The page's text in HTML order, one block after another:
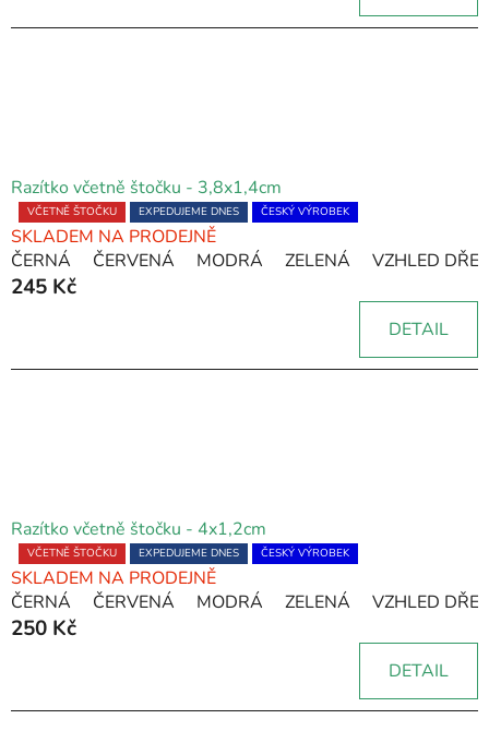
Razítko včetně štočku - 3,8x1,4cm
Průměrné
hodnocení
produktu
je
VČETNĚ ŠTOČKU EXPEDUJEME DNES ČESKÝ VÝROBEK
SKLADEM NA PRODEJNĚ
ČERNÁ
ČERVENÁ MODRÁ ZELENÁ VZHLED
245 Kč
DETAIL
Razítko včetně štočku - 4x1,2cm
Průměrné
hodnocení
produktu
je
VČETNĚ ŠTOČKU EXPEDUJEME DNES ČESKÝ VÝROBEK
SKLADEM NA PRODEJNĚ
ČERNÁ
ČERVENÁ MODRÁ ZELENÁ VZHLED
250 Kč
DETAIL